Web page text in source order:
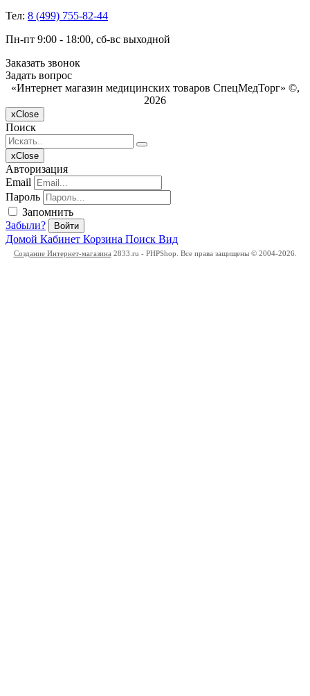
Тел: 8 (499) 755-82-44
Пн-пт 9:00 - 18:00, сб-вс выходной
Заказать звонок
Задать вопрос
«Интернет магазин медицинских товаров СпецМедТорг» ©,
2026
xClose
Поиск
xClose
Авторизация
Email
Пароль
Запомнить
Забыли?
Войти
Домой Кабинет Корзина Поиск Вид
Создание Интернет-магазина 2833.ru - PHPShop. Все права защищены © 2004-2026.